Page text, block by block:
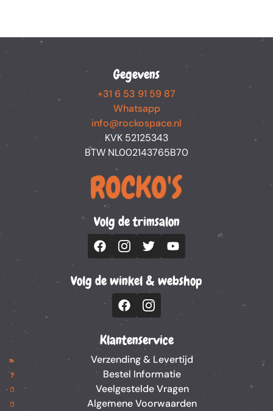
Gegevens
+31 6 53 91 59 87
Whatsapp
info@rockospace.nl
KVK 52125343
BTW NL002143765B70
Volg de trimsalon
Volg de winkel & webshop
Klantenservice
Verzending & Levertijd
Bestel Informatie
Veelgestelde Vragen
Algemene Voorwaarden